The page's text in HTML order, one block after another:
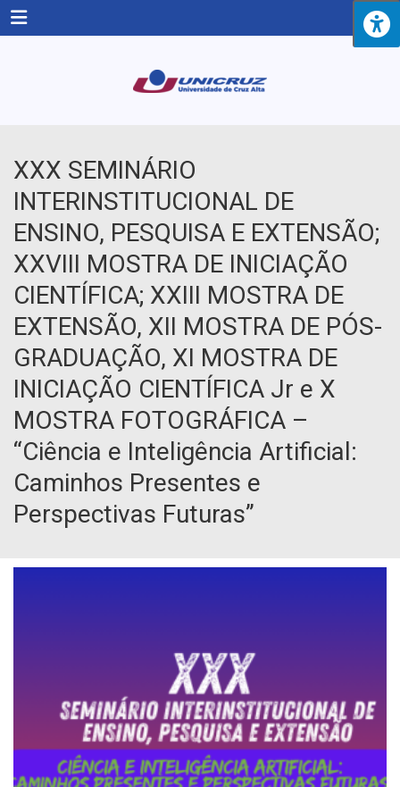
Menu
XXX SEMINÁRIO
INTERINSTITUCIONAL DE
ENSINO, PESQUISA E EXTENSÃO;
XXVIII MOSTRA DE INICIAÇÃO
CIENTÍFICA; XXIII MOSTRA DE
EXTENSÃO, XII MOSTRA DE PÓS-
GRADUAÇÃO, XI MOSTRA DE
INICIAÇÃO CIENTÍFICA Jr e X
MOSTRA FOTOGRÁFICA –
“Ciência e Inteligência Artificial:
Caminhos Presentes e
Perspectivas Futuras”